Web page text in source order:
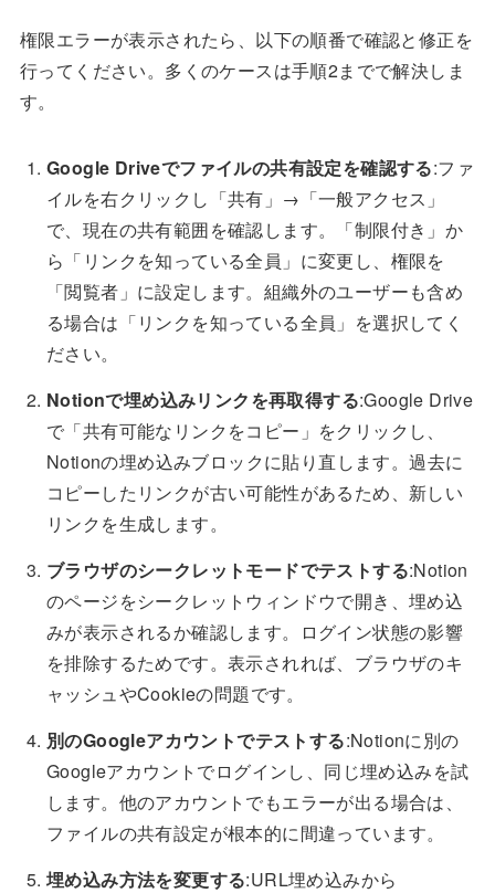
権限エラーが表示されたら、以下の順番で確認と修正を
行ってください。多くのケースは手順2までで解決しま
す。
Google Driveでファイルの共有設定を確認する:ファ
イルを右クリックし「共有」→「一般アクセス」
で、現在の共有範囲を確認します。「制限付き」か
ら「リンクを知っている全員」に変更し、権限を
「閲覧者」に設定します。組織外のユーザーも含め
る場合は「リンクを知っている全員」を選択してく
ださい。
Notionで埋め込みリンクを再取得する:Google Drive
で「共有可能なリンクをコピー」をクリックし、
Notionの埋め込みブロックに貼り直します。過去に
コピーしたリンクが古い可能性があるため、新しい
リンクを生成します。
ブラウザのシークレットモードでテストする:Notion
のページをシークレットウィンドウで開き、埋め込
みが表示されるか確認します。ログイン状態の影響
を排除するためです。表示されれば、ブラウザのキ
ャッシュやCookieの問題です。
別のGoogleアカウントでテストする:Notionに別の
Googleアカウントでログインし、同じ埋め込みを試
します。他のアカウントでもエラーが出る場合は、
ファイルの共有設定が根本的に間違っています。
埋め込み方法を変更する:URL埋め込みから